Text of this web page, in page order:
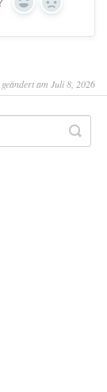
Yes No
am Juli 8, 2026